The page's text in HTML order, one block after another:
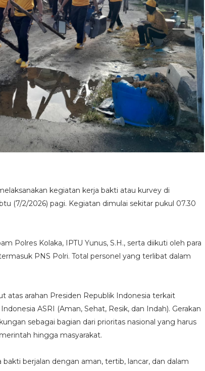
kegiatan kerja bakti atau kurvey di
(7/2/2026) pagi. Kegiatan dimulai sekitar pukul 07.30
Polres Kolaka, IPTU Yunus, S.H., serta diikuti oleh para
PNS Polri. Total personel yang terlibat dalam
atas arahan Presiden Republik Indonesia terkait
ASRI (Aman, Sehat, Resik, dan Indah). Gerakan
sebagai bagian dari prioritas nasional yang harus
hingga masyarakat.
berjalan dengan aman, tertib, lancar, dan dalam